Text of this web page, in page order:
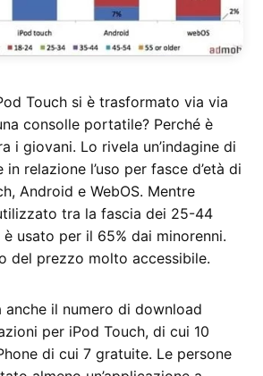
Touch si è trasformato via via
consolle portatile? Perché è
i giovani. Lo rivela un’indagine di
relazione l’uso per fasce d’età di
Android e WebOS. Mentre
tra la fascia dei 25-44
è usato per il 65% dai minorenni.
del prezzo molto accessibile.
anche il numero di download
per iPod Touch, di cui 10
di cui 7 gratuite. Le persone